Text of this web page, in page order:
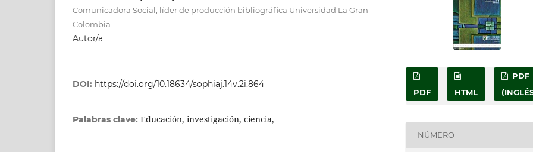
Comunicadora Social, líder de producción bibliográfica Universidad La Gran
Colombia
Autor/a
DOI: https://doi.org/10.18634/sophiaj.14v.2i.864
Palabras clave: Educación, investigación, ciencia,
PDF HTML
PDF
NÚMERO